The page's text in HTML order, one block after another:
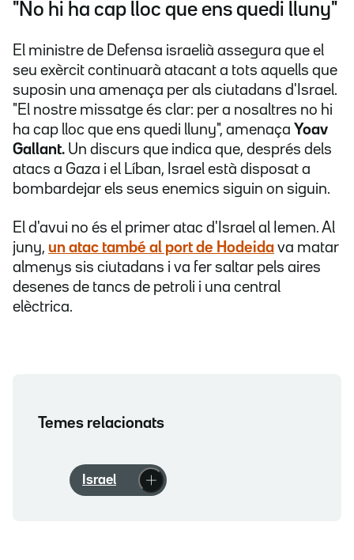
"No hi ha cap lloc que ens quedi lluny"
El ministre de Defensa israelià assegura que el
seu exèrcit continuarà atacant a tots aquells que
suposin una amenaça per als ciutadans d'Israel.
"El nostre missatge és clar: per a nosaltres no hi
ha cap lloc que ens quedi lluny", amenaça Yoav
Gallant. Un discurs que indica que, després dels
atacs a Gaza i el Líban, Israel està disposat a
bombardejar els seus enemics siguin on siguin.
El d'avui no és el primer atac d'Israel al Iemen. Al
juny, un atac també al port de Hodeida va matar
almenys sis ciutadans i va fer saltar pels aires
desenes de tancs de petroli i una central
elèctrica.
Temes relacionats
Israel